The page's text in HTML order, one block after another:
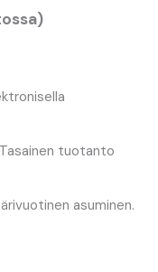
tuotanto
asuminen.